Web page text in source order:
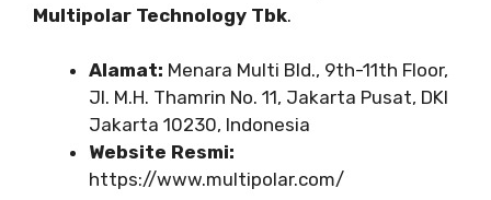
Multipolar Technology Tbk.
Alamat: Menara Multi Bld., 9th-11th Floor,
Jl. M.H. Thamrin No. 11, Jakarta Pusat, DKI
Jakarta 10230, Indonesia
Website Resmi:
https://www.multipolar.com/